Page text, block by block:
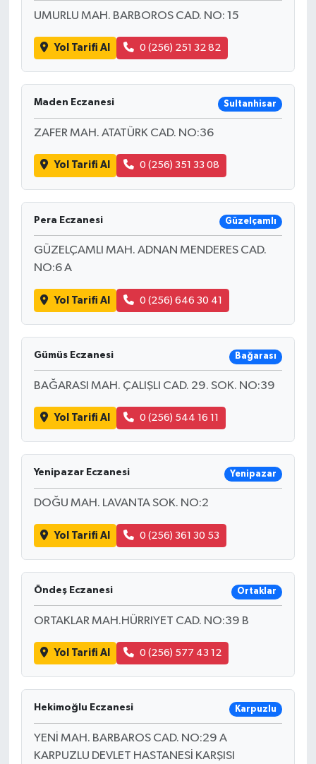
UMURLU MAH. BARBOROS CAD. NO: 15
Yol Tarifi Al 0 (256) 251 32 82
Maden Eczanesi Sultanhisar
ZAFER MAH. ATATÜRK CAD. NO:36
Yol Tarifi Al 0 (256) 351 33 08
Pera Eczanesi Güzelçamlı
GÜZELÇAMLI MAH. ADNAN MENDERES CAD.
NO:6 A
Yol Tarifi Al 0 (256) 646 30 41
Gümüs Eczanesi Bağarası
BAĞARASI MAH. ÇALIŞLI CAD. 29. SOK. NO:39
Yol Tarifi Al 0 (256) 544 16 11
Yenipazar Eczanesi Yenipazar
DOĞU MAH. LAVANTA SOK. NO:2
Yol Tarifi Al 0 (256) 361 30 53
Öndeş Eczanesi Ortaklar
ORTAKLAR MAH.HÜRRIYET CAD. NO:39 B
Yol Tarifi Al 0 (256) 577 43 12
Hekimoğlu Eczanesi Karpuzlu
YENİ MAH. BARBAROS CAD. NO:29 A
KARPUZLU DEVLET HASTANESİ KARŞISI